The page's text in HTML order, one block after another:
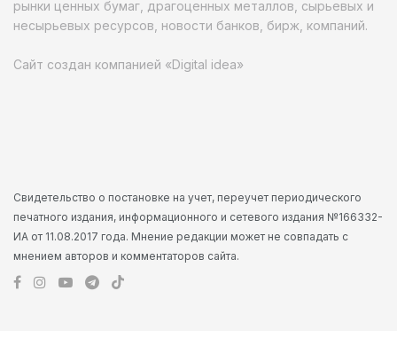
рынки ценных бумаг, драгоценных металлов, сырьевых и
несырьевых ресурсов, новости банков, бирж, компаний.
Сайт создан компанией «Digital idea»
Свидетельство о постановке на учет, переучет периодического
печатного издания, информационного и сетевого издания №166332-
ИА от 11.08.2017 года. Мнение редакции может не совпадать с
мнением авторов и комментаторов сайта.